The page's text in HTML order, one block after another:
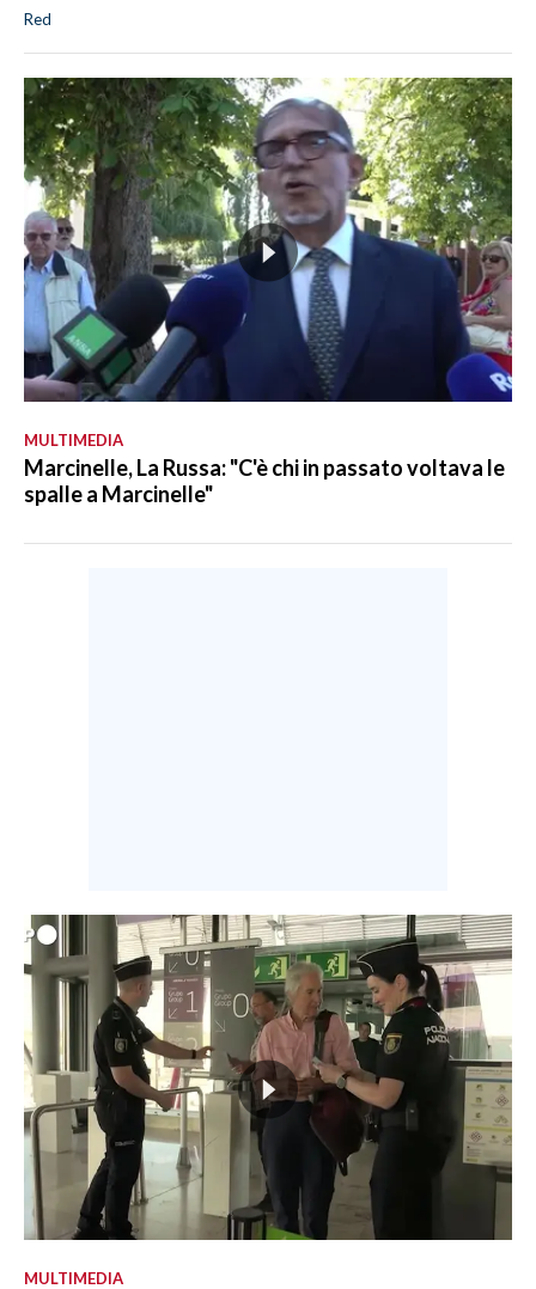
Red
MULTIMEDIA
Marcinelle, La Russa: "C'è chi in passato voltava le
spalle a Marcinelle"
MULTIMEDIA